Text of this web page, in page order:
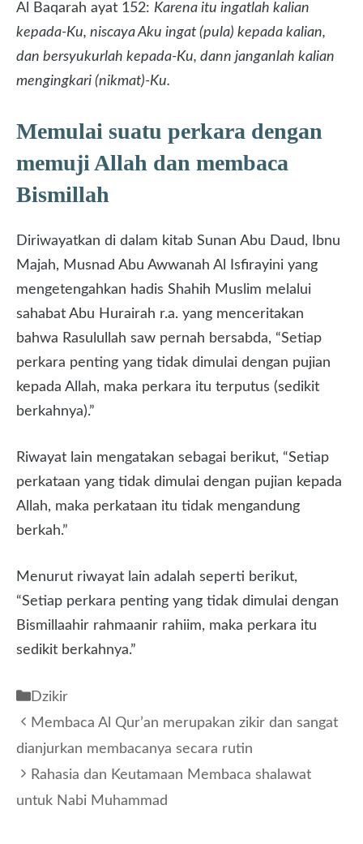
Al Baqarah ayat 152: Karena itu ingatlah kalian
kepada-Ku, niscaya Aku ingat (pula) kepada kalian,
dan bersyukurlah kepada-Ku, dann janganlah kalian
mengingkari (nikmat)-Ku.
Memulai suatu perkara dengan
memuji Allah dan membaca
Bismillah
Diriwayatkan di dalam kitab Sunan Abu Daud, Ibnu
Majah, Musnad Abu Awwanah Al Isfirayini yang
mengetengahkan hadis Shahih Muslim melalui
sahabat Abu Hurairah r.a. yang menceritakan
bahwa Rasulullah saw pernah bersabda, “Setiap
perkara penting yang tidak dimulai dengan pujian
kepada Allah, maka perkara itu terputus (sedikit
berkahnya).”
Riwayat lain mengatakan sebagai berikut, “Setiap
perkataan yang tidak dimulai dengan pujian kepada
Allah, maka perkataan itu tidak mengandung
berkah.”
Menurut riwayat lain adalah seperti berikut,
“Setiap perkara penting yang tidak dimulai dengan
Bismillaahir rahmaanir rahiim, maka perkara itu
sedikit berkahnya.”
Kategori
Dzikir
Membaca Al Qur’an merupakan zikir dan sangat
dianjurkan membacanya secara rutin
Rahasia dan Keutamaan Membaca shalawat
untuk Nabi Muhammad